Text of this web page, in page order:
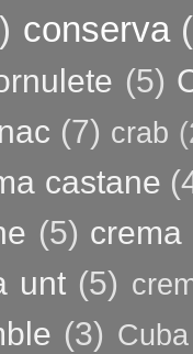
conserva
(5)
(7) crab
castane
(5) crema
unt (5)
(3) Cuba